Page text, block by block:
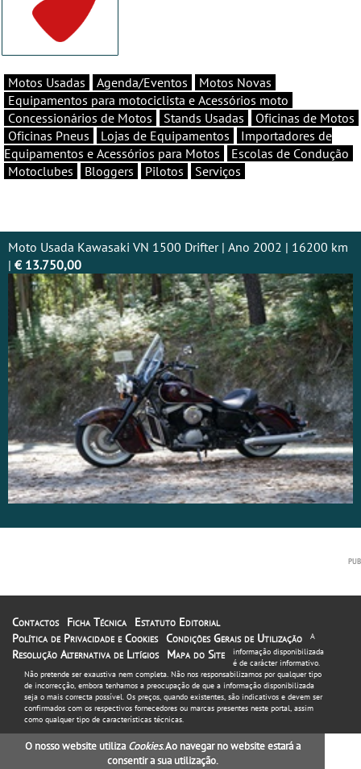
Motos Usadas Agenda/Eventos
Motos Novas
Equipamentos para motociclista e Acessórios moto
Concessionários de Motos
Stands Usadas
Oficinas de Motos
Oficinas Pneus
Lojas de Equipamentos
Importadores de
Equipamentos e Acessórios para Motos
Escolas de Condução
Motoclubes
Bloggers Pilotos Serviços
Moto Usada Kawasaki VN 1500 Drifter | Ano 2002 | 16200 km
| € 13.750,00
Contactos Ficha Técnica
Estatuto Editorial
Política de Privacidade e Cookies Condições Gerais de Utilização
Resolução Alternativa de Litígios
Mapa do Site
A
informação disponibilizada
é de carácter informativo.
Não pretende ser exaustiva nem completa. Não nos responsabilizamos por qualquer tipo
de incorrecção, embora tenhamos a preocupação de que a informação disponibilizada
seja o mais correcta possível. Os preços, quando existentes, são indicativos e devem ser
confirmados com os respectivos fornecedores ou marcas presentes neste portal, assim
como qualquer tipo de características técnicas.
O nosso website utiliza Cookies. Ao navegar no website estará a
consentir a sua utilização.